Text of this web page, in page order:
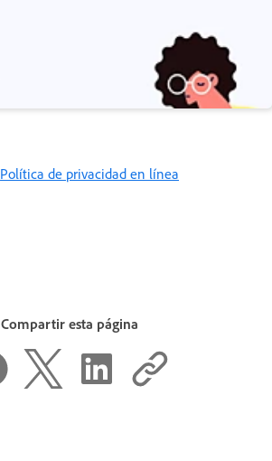
Política de privacidad en línea
Compartir esta página